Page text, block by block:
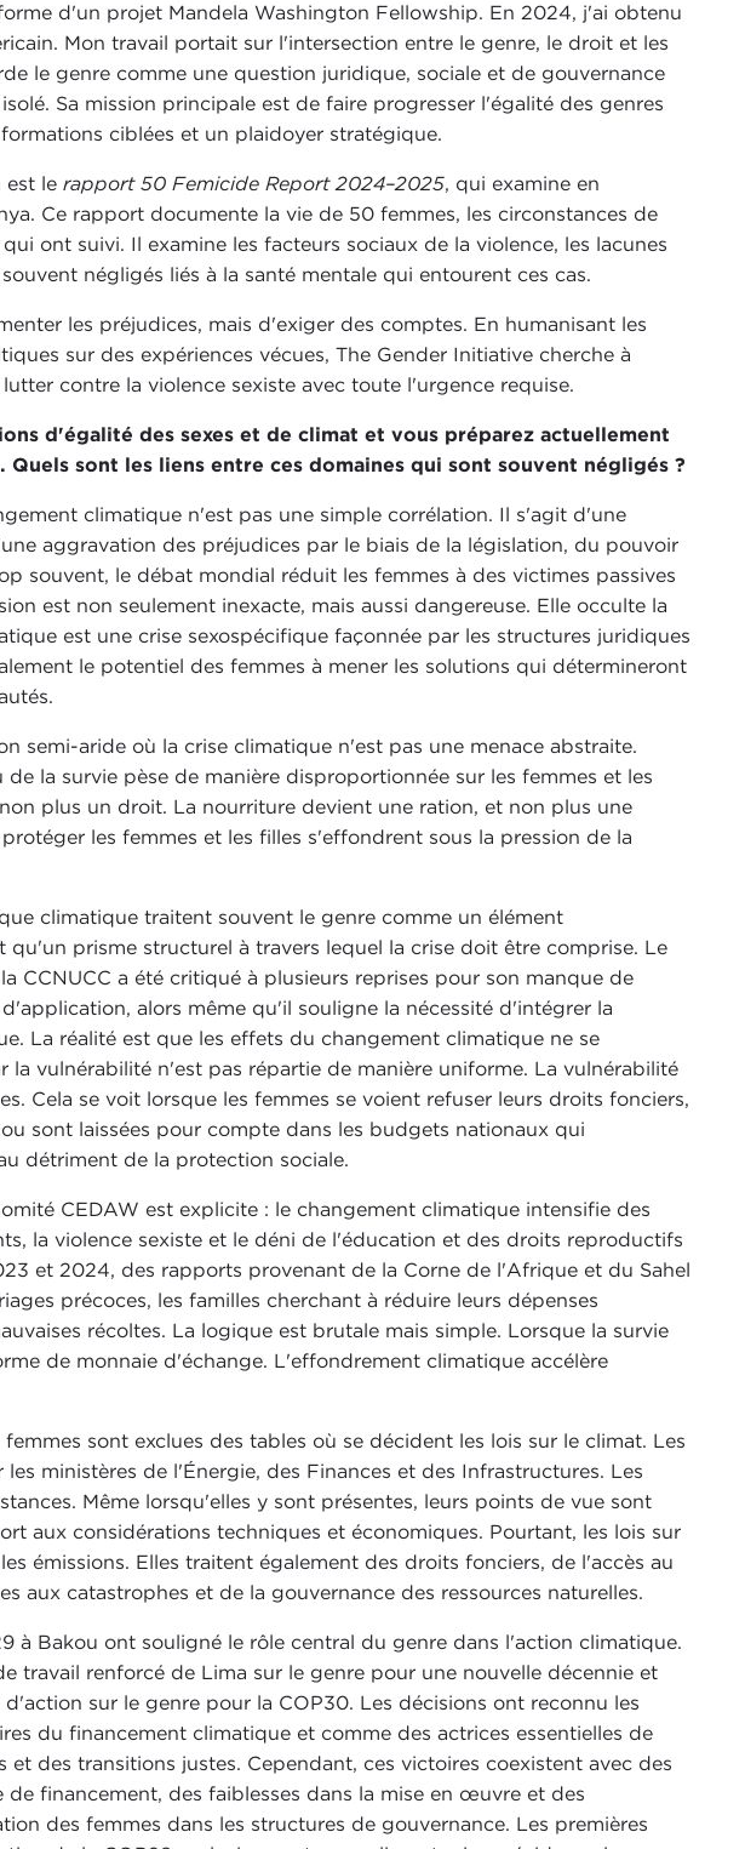
d'un projet Mandela Washington Fellowship. En 2024, j'ai obtenu
Mon travail portait sur l'intersection entre le genre, le droit et les
le genre comme une question juridique, sociale et de gouvernance
Sa mission principale est de faire progresser l'égalité des genres
ciblées et un plaidoyer stratégique.
est le rapport 50 Femicide Report 2024–2025, qui examine en
Ce rapport documente la vie de 50 femmes, les circonstances de
ont suivi. Il examine les facteurs sociaux de la violence, les lacunes
négligés liés à la santé mentale qui entourent ces cas.
les préjudices, mais d'exiger des comptes. En humanisant les
sur des expériences vécues, The Gender Initiative cherche à
contre la violence sexiste avec toute l'urgence requise.
d'égalité des sexes et de climat et vous préparez actuellement
sont les liens entre ces domaines qui sont souvent négligés ?
climatique n'est pas une simple corrélation. Il s'agit d'une
aggravation des préjudices par le biais de la législation, du pouvoir
souvent, le débat mondial réduit les femmes à des victimes passives
est non seulement inexacte, mais aussi dangereuse. Elle occulte la
est une crise sexospécifique façonnée par les structures juridiques
le potentiel des femmes à mener les solutions qui détermineront
semi-aride où la crise climatique n'est pas une menace abstraite.
la survie pèse de manière disproportionnée sur les femmes et les
plus un droit. La nourriture devient une ration, et non plus une
les femmes et les filles s'effondrent sous la pression de la
climatique traitent souvent le genre comme un élément
qu'un prisme structurel à travers lequel la crise doit être comprise. Le
CCNUCC a été critiqué à plusieurs reprises pour son manque de
alors même qu'il souligne la nécessité d'intégrer la
La réalité est que les effets du changement climatique ne se
la vulnérabilité n'est pas répartie de manière uniforme. La vulnérabilité
Cela se voit lorsque les femmes se voient refuser leurs droits fonciers,
sont laissées pour compte dans les budgets nationaux qui
détriment de la protection sociale.
CEDAW est explicite : le changement climatique intensifie des
la violence sexiste et le déni de l'éducation et des droits reproductifs
et 2024, des rapports provenant de la Corne de l'Afrique et du Sahel
précoces, les familles cherchant à réduire leurs dépenses
récoltes. La logique est brutale mais simple. Lorsque la survie
de monnaie d'échange. L'effondrement climatique accélère
sont exclues des tables où se décident les lois sur le climat. Les
ministères de l'Énergie, des Finances et des Infrastructures. Les
Même lorsqu'elles y sont présentes, leurs points de vue sont
aux considérations techniques et économiques. Pourtant, les lois sur
émissions. Elles traitent également des droits fonciers, de l'accès au
aux catastrophes et de la gouvernance des ressources naturelles.
à Bakou ont souligné le rôle central du genre dans l'action climatique.
travail renforcé de Lima sur le genre pour une nouvelle décennie et
sur le genre pour la COP30. Les décisions ont reconnu les
du financement climatique et comme des actrices essentielles de
des transitions justes. Cependant, ces victoires coexistent avec des
de financement, des faiblesses dans la mise en œuvre et des
des femmes dans les structures de gouvernance. Les premières